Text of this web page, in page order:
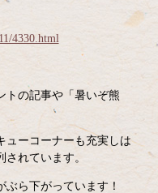
4330.html
トの記事や「暑いぞ熊
ューコーナーも充実しは
れています。
ぶら下がっています！